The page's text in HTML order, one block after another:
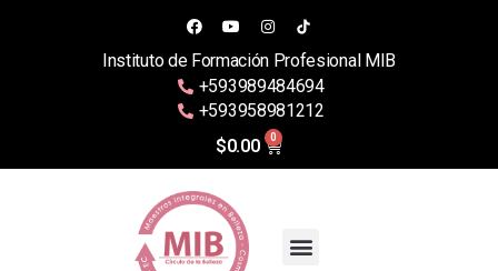
Instituto de Formación Profesional MIB
+593989484694
+593958981212
$0.00 0